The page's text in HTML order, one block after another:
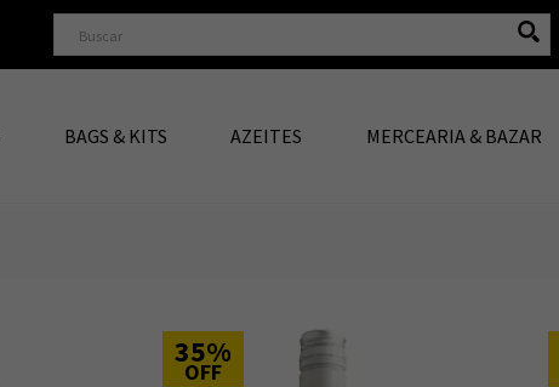
BAGS & KITS AZEITES MERCEARIA & BAZAR
35%
OFF